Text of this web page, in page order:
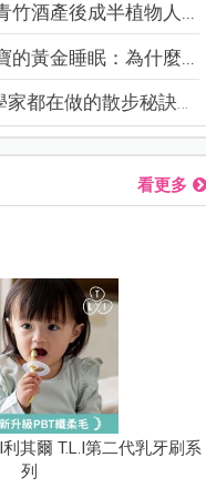
竹酒產後成半植物人...
的黃金睡眠：為什麼...
都在做的散步秘訣！...
看更多
利其爾 T.L.I第二代乳牙刷系
列